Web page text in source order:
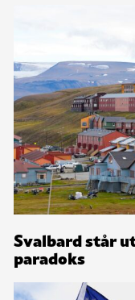
Svalbard står
paradoks